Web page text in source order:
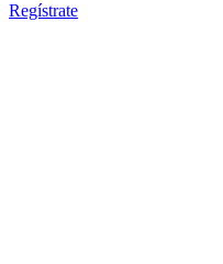
Regístrate